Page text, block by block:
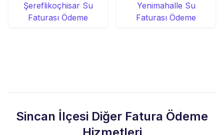
Şereflikoçhisar Su
Faturası Ödeme
Yenimahalle Su
Faturası Ödeme
Sincan İlçesi Diğer Fatura Ödeme